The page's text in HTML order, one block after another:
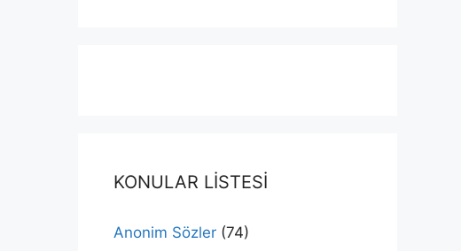
KONULAR LİSTESİ
Anonim Sözler (74)